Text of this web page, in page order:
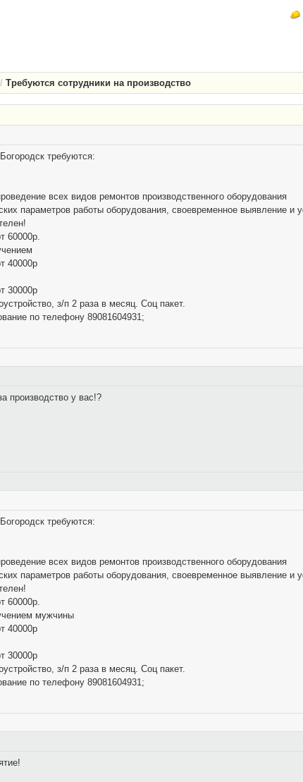
Требуются сотрудники на производство
требуются:
всех видов ремонтов производственного оборудования
параметров работы оборудования, своевременное выявление и
60000р.
40000р
30000р
з/п 2 раза в месяц. Соц пакет.
по телефону 89081604931;
производство у вас!?
требуются:
всех видов ремонтов производственного оборудования
параметров работы оборудования, своевременное выявление и
60000р.
мужчины
40000р
30000р
з/п 2 раза в месяц. Соц пакет.
по телефону 89081604931;